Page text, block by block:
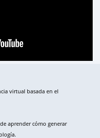
virtual basada en el
aprender cómo generar